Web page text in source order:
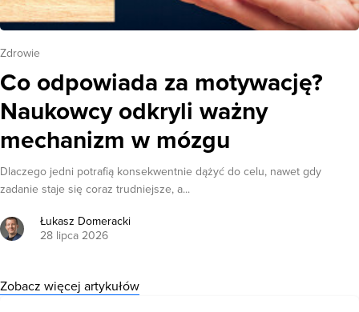
Zdrowie
Co odpowiada za motywację?
Naukowcy odkryli ważny
mechanizm w mózgu
Dlaczego jedni potrafią konsekwentnie dążyć do celu, nawet gdy
zadanie staje się coraz trudniejsze, a...
Łukasz Domeracki
28 lipca 2026
Zobacz więcej artykułów